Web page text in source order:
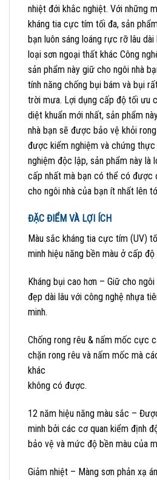
nhiệt đới khắc nghiệt. Với những
kháng tia cực tím tối đa, sản
bạn luôn sáng loáng rực rỡ lâu
loại sơn ngoại thất khác Công
sản phẩm này giữ cho ngôi nhà
tính năng chống bụi bám và bụi
trời mưa. Lợi dụng cấp độ tối ưu
diệt khuẩn mới nhất, sản phẩm
nhà bạn sẽ được bảo vệ khỏi
được kiểm nghiệm và chứng
nghiệm độc lập, sản phẩm này là
cấp nhất mà bạn có thể có được
cho ngôi nhà của bạn ít nhất lên
ĐẶC ĐIỂM VÀ LỢI ÍCH
Màu sắc kháng tia cực tím (UV)
minh hiệu năng bền màu ở cấp độ
Kháng bụi cao hơn – Giữ cho
đẹp dài lâu với công nghệ nhựa
minh.
Chống rong rêu & nấm mốc cực
chặn rong rêu và nấm mốc mà
khác
không có được.
12 năm hiệu năng màu sắc –
minh bởi các cơ quan kiểm định
bảo vệ và mức độ bền màu của
Giảm nhiệt – Màng sơn phản xạ